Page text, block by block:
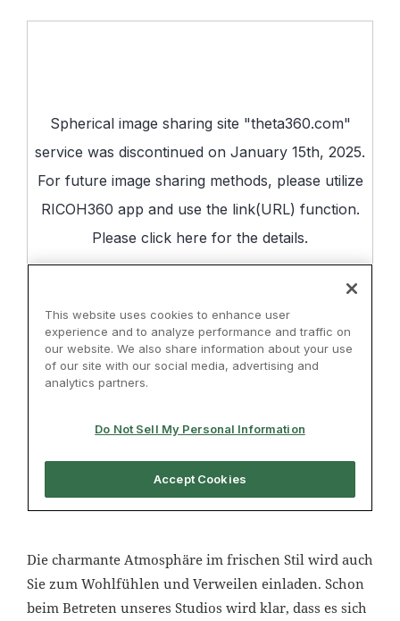
Die charmante Atmosphäre im frischen Stil wird auch
Sie zum Wohlfühlen und Verweilen einladen. Schon
beim Betreten unseres Studios wird klar, dass es sich